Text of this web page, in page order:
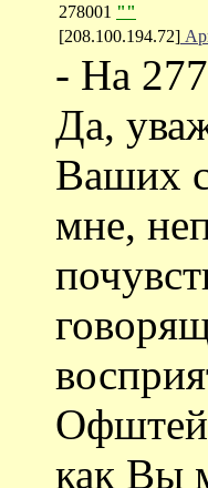
278001 ""
[208.100.194.72]
- На
Да,
Ваших
мне,
как Вы